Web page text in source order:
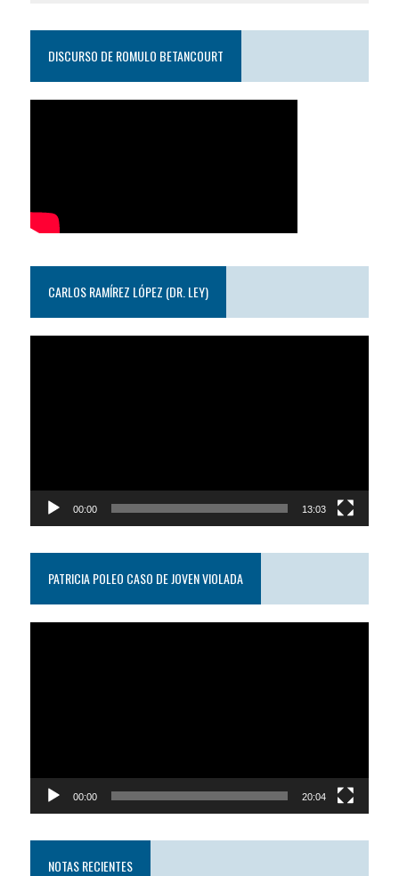
DISCURSO DE ROMULO BETANCOURT
CARLOS RAMÍREZ LÓPEZ (DR. LEY)
00:00 13:03
PATRICIA POLEO CASO DE JOVEN VIOLADA
00:00 20:04
NOTAS RECIENTES